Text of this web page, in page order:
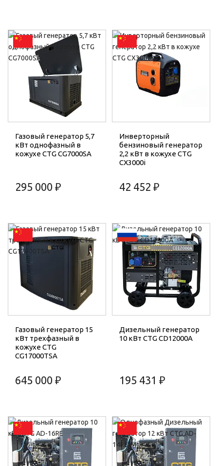
Газовый генератор 5,7
кВт однофазный в
кожухе CTG CG7000SA
295 000 ₽
Инверторный
бензиновый генератор
2,2 кВт в кожухе CTG
CX3000i
42 452 ₽
Газовый генератор 15
кВт трехфазный в
кожухе CTG
CG17000TSA
645 000 ₽
Дизельный генератор
10 кВт CTG CD12000A
195 431 ₽